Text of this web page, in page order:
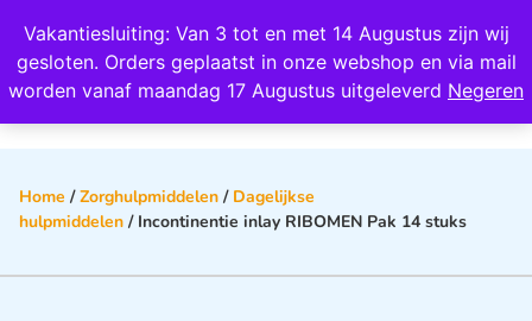
Vakantiesluiting: Van 3 tot en met 14 Augustus zijn wij
gesloten. Orders geplaatst in onze webshop en via mail
worden vanaf maandag 17 Augustus uitgeleverd Negeren
Wij scoren een 4,8 op Google
Home /Zorghulpmiddelen / Dagelijkse
hulpmiddelen / Incontinentie inlay RIBOMEN Pak 14 stuks